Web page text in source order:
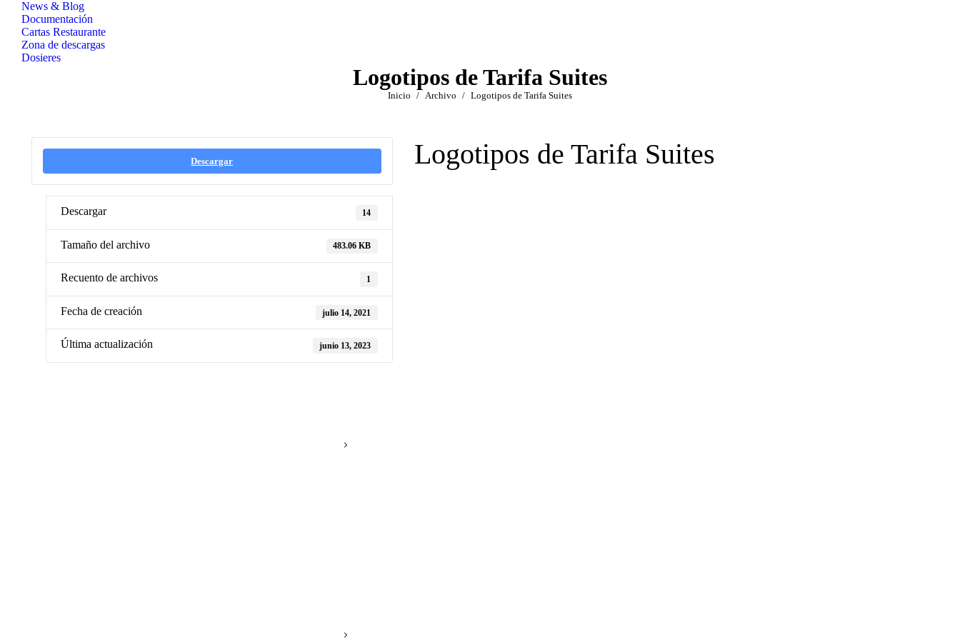
News & Blog
Documentación
Cartas Restaurante
Zona de descargas
Dosieres
Logotipos de Tarifa Suites
Estás aquí:
Inicio Archivo Logotipos de Tarifa Suites
Descargar
Descargar 14
Tamaño del archivo 483.06 KB
Recuento de archivos 1
Fecha de creación julio 14, 2021
Última actualización junio 13, 2023
Logotipos de Tarifa Suites